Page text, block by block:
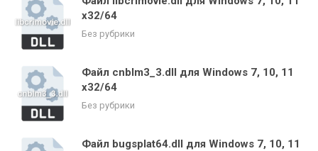
x32/64
Без рубрики
Файл cnblm3_3.dll для Windows 7, 10, 11
x32/64
Без рубрики
Файл bugsplat64.dll для Windows 7, 10, 11